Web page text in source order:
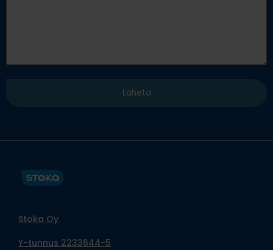
Stoka Oy
Y-tunnus 2233644-5